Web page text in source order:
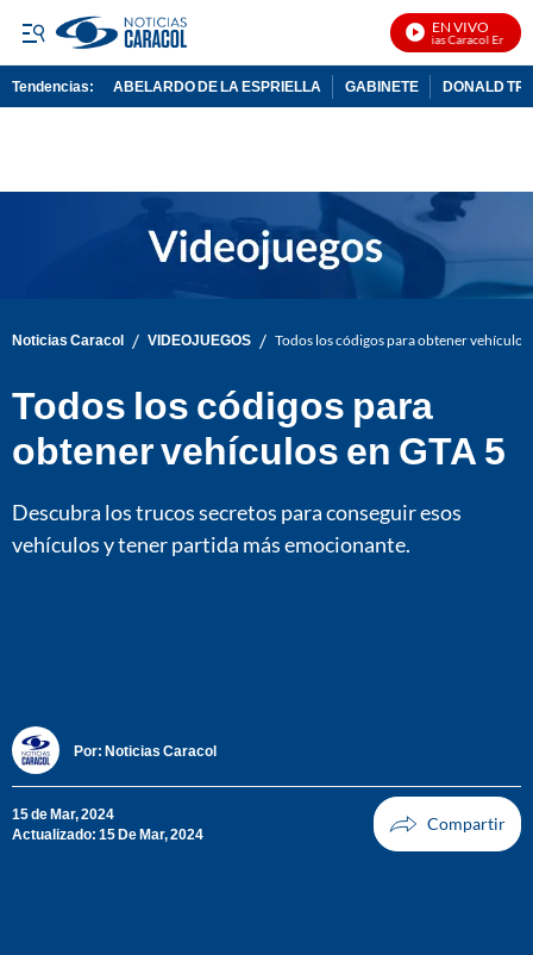
EN VIVO
Noticias Caracol En Vivo
Tendencias: ABELARDO DE LA ESPRIELLA GABINETE DONALD
Noticias Caracol / VIDEOJUEGOS / Todos los códigos para obtener vehículos
Todos los códigos para
obtener vehículos en GTA 5
Descubra los trucos secretos para conseguir esos
vehículos y tener partida más emocionante.
Por: Noticias Caracol
15 de Mar, 2024
Actualizado: 15 De Mar, 2024